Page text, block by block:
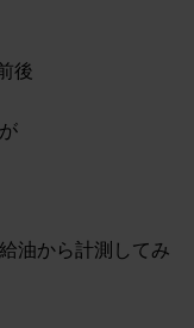
後
油から計測してみ